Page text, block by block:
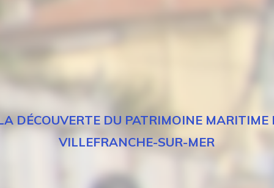
DÉCOUVERTE DU PATRIMOINE MARITIME
VILLEFRANCHE-SUR-MER